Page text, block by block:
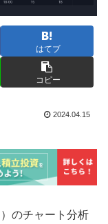
はてブ
コピー
2024.04.15
のチャート分析